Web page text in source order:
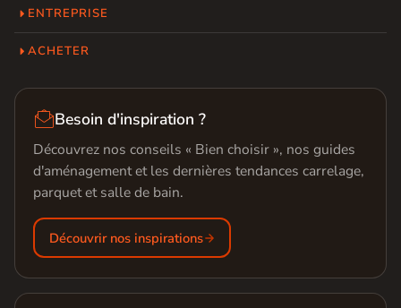
ENTREPRISE
ACHETER
Besoin d'inspiration ?
Découvrez nos conseils « Bien choisir », nos guides
d'aménagement et les dernières tendances carrelage,
parquet et salle de bain.
Découvrir nos inspirations